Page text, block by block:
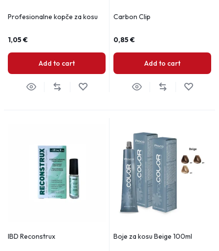
Profesionalne kopče za kosu
1,05€
Add to cart
Carbon Clip
0,85€
Add to cart
IBD Reconstrux Boje za kosu Beige 100ml